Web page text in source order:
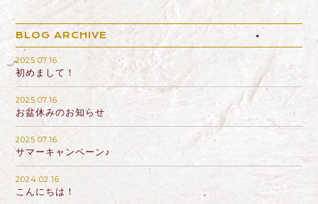
BLOG ARCHIVE
2025.07.16
初めまして！
2025.07.16
お盆休みのお知らせ
2025.07.16
サマーキャンペーン♪
2024.02.16
こんにちは！